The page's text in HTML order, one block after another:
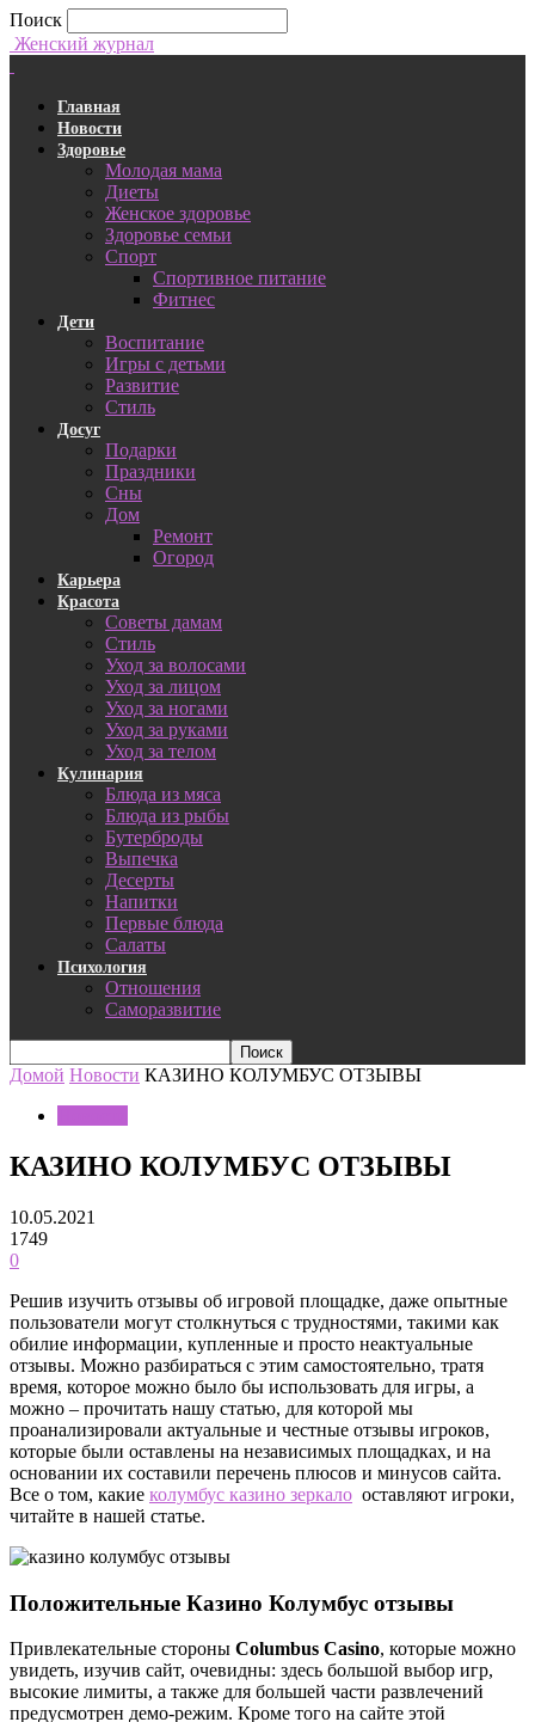
Поиск
Женский журнал
Главная
Новости
Здоровье
Молодая мама
Диеты
Женское здоровье
Здоровье семьи
Спорт
Спортивное питание
Фитнес
Дети
Воспитание
Игры с детьми
Развитие
Стиль
Досуг
Подарки
Праздники
Сны
Дом
Ремонт
Огород
Карьера
Красота
Советы дамам
Стиль
Уход за волосами
Уход за лицом
Уход за ногами
Уход за руками
Уход за телом
Кулинария
Блюда из мяса
Блюда из рыбы
Бутерброды
Выпечка
Десерты
Напитки
Первые блюда
Салаты
Психология
Отношения
Саморазвитие
Домой Новости КАЗИНО КОЛУМБУС ОТЗЫВЫ
КАЗИНО КОЛУМБУС ОТЗЫВЫ
10.05.2021
1749
0
Решив изучить отзывы об игровой площадке, даже опытные
пользователи могут столкнуться с трудностями, такими как
обилие информации, купленные и просто неактуальные
отзывы. Можно разбираться с этим самостоятельно, тратя
время, которое можно было бы использовать для игры, а
можно – прочитать нашу статью, для которой мы
проанализировали актуальные и честные отзывы игроков,
которые были оставлены на независимых площадках, и на
основании их составили перечень плюсов и минусов сайта.
Все о том, какие колумбус казино зеркало оставляют игроки,
читайте в нашей статье.
Положительные Казино Колумбус отзывы
Привлекательные стороны Columbus Casino, которые можно
увидеть, изучив сайт, очевидны: здесь большой выбор игр,
высокие лимиты, а также для большей части развлечений
предусмотрен демо-режим. Кроме того на сайте этой